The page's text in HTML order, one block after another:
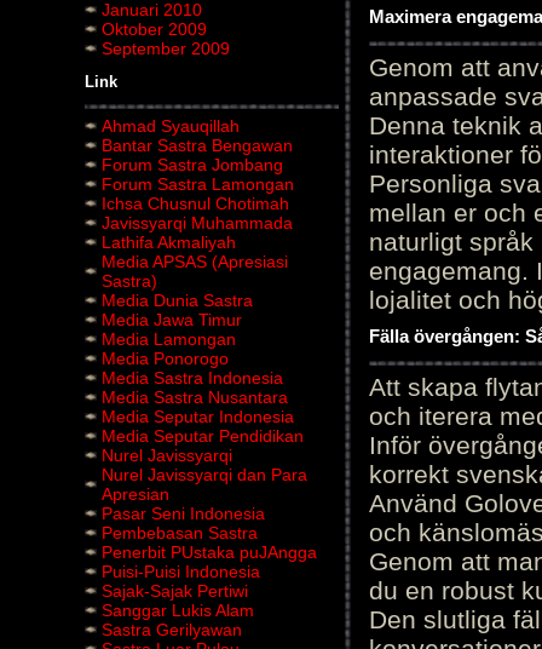
Januari 2010
Oktober 2009
September 2009
Link
Ahmad Syauqillah
Bantar Sastra Bengawan
Forum Sastra Jombang
Forum Sastra Lamongan
Ichsa Chusnul Chotimah
Javissyarqi Muhammada
Lathifa Akmaliyah
Media APSAS (Apresiasi
Sastra)
Media Dunia Sastra
Media Jawa Timur
Media Lamongan
Media Ponorogo
Media Sastra Indonesia
Media Sastra Nusantara
Media Seputar Indonesia
Media Seputar Pendidikan
Nurel Javissyarqi
Nurel Javissyarqi dan Para
Apresian
Pasar Seni Indonesia
Pembebasan Sastra
Penerbit PUstaka puJAngga
Puisi-Puisi Indonesia
Sajak-Sajak Pertiwi
Sanggar Lukis Alam
Sastra Gerilyawan
Maximera
Genom att
anpassade
Denna teknik
interaktioner
Personliga
mellan er och
naturligt
engagemang.
lojalitet och
Fälla övergången:
Att skapa
och iterera
Inför
korrekt
Använd
och
Genom att
du en robust
Den slutliga